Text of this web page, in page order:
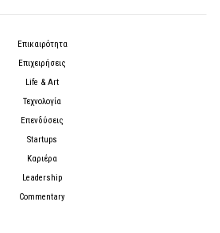
Επικαιρότητα
Επιχειρήσεις
Life & Art
Τεχνολογία
Επενδύσεις
Startups
Καριέρα
Leadership
Commentary